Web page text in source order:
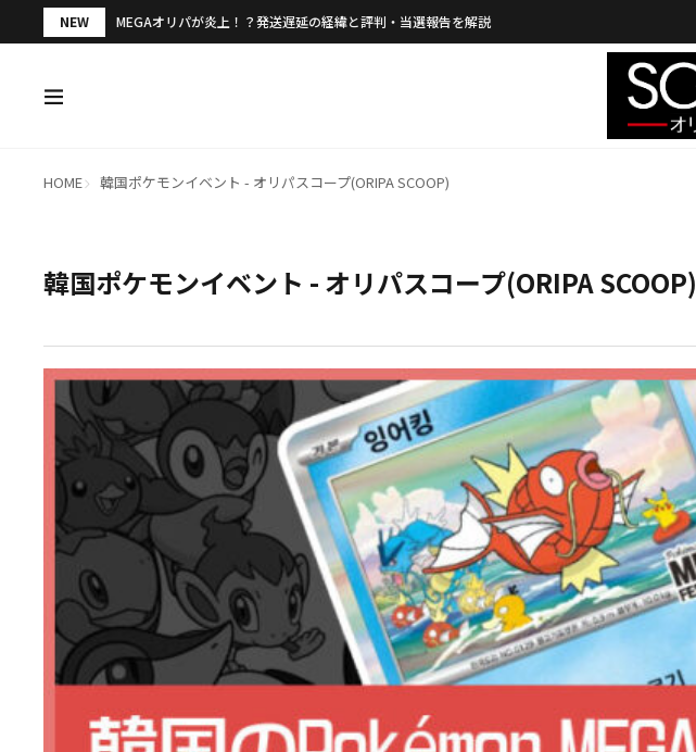
NEW MEGAオリパが炎上！？発送遅延の経緯と評判・当選報告を解説
HOME 韓国ポケモンイベント - オリパスコープ(ORIPA SCOOP)
韓国ポケモンイベント - オリパスコープ(ORIPA SCOOP)